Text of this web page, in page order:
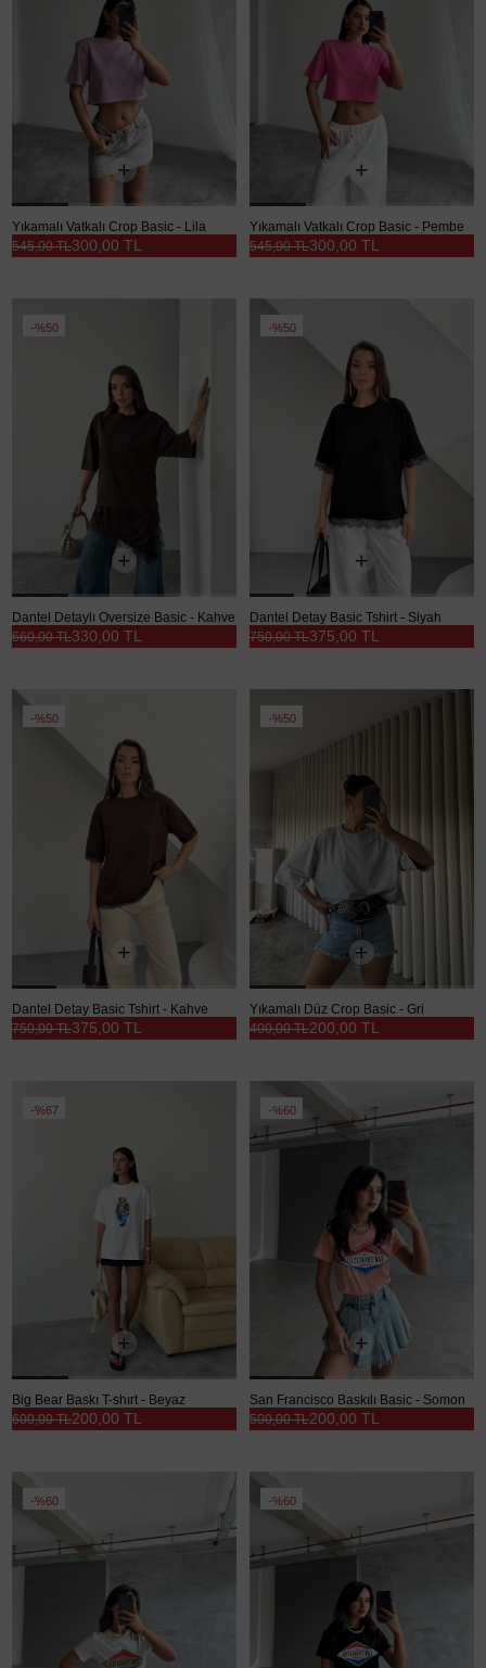
Yıkamalı Vatkalı Crop Basic - Lila
300,00 TL
545,00 TL
Yıkamalı Vatkalı Crop Basic - Pembe
300,00 TL
545,00 TL
%50
Dantel Detaylı Oversize Basic - Kahve
330,00 TL
660,00 TL
%50
Dantel Detay Basic Tshirt - Siyah
375,00 TL
750,00 TL
%50
Dantel Detay Basic Tshirt - Kahve
375,00 TL
750,00 TL
%50
Yıkamalı Düz Crop Basic - Gri
200,00 TL
400,00 TL
%67
Big Bear Baskı T-shırt - Beyaz
200,00 TL
600,00 TL
%60
San Francisco Baskılı Basic - Somon
200,00 TL
500,00 TL
%60 %60